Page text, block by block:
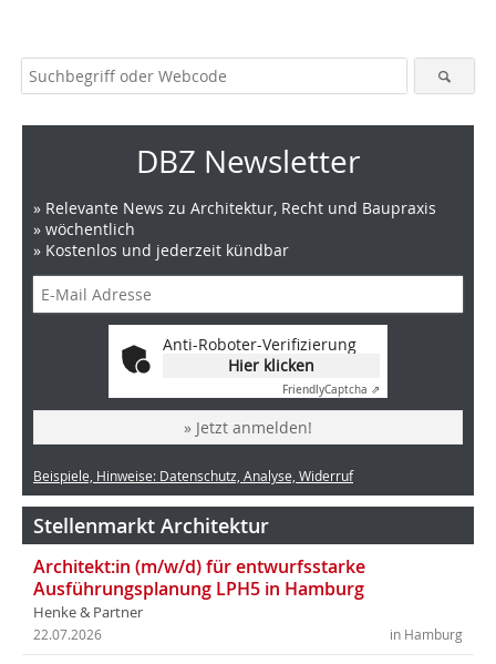
DBZ Newsletter
» Relevante News zu Architektur, Recht und Baupraxis
» wöchentlich
» Kostenlos und jederzeit kündbar
Anti-Roboter-Verifizierung
Hier klicken
FriendlyCaptcha ⇗
» Jetzt anmelden!
Beispiele, Hinweise: Datenschutz, Analyse, Widerruf
Stellenmarkt Architektur
Architekt:in (m/w/d) für entwurfsstarke
Ausführungsplanung LPH5 in Hamburg
Henke & Partner
in Hamburg
22.07.2026